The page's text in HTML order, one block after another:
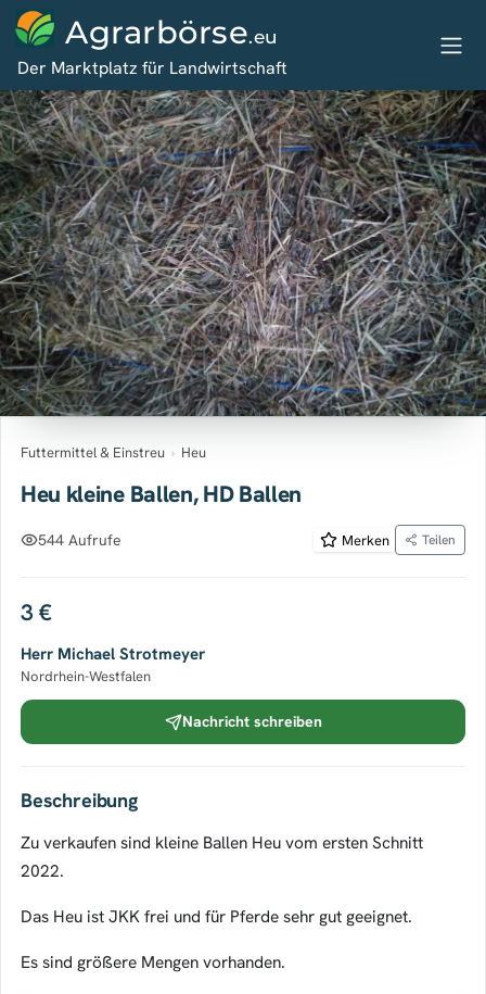
Agrarbörse.eu
Der Marktplatz für Landwirtschaft
Futtermittel & Einstreu › Heu
Heu kleine Ballen, HD Ballen
544 Aufrufe Merken Teilen
3 €
Herr Michael Strotmeyer
Nordrhein-Westfalen
Nachricht schreiben
Beschreibung
Zu verkaufen sind kleine Ballen Heu vom ersten Schnitt
2022.
Das Heu ist JKK frei und für Pferde sehr gut geeignet.
Es sind größere Mengen vorhanden.